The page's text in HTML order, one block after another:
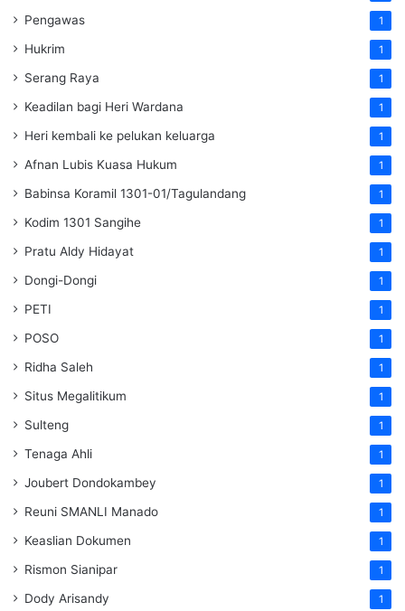
Pengawas 1
Hukrim 1
Serang Raya 1
Keadilan bagi Heri Wardana 1
Heri kembali ke pelukan keluarga 1
Afnan Lubis Kuasa Hukum 1
Babinsa Koramil 1301-01/Tagulandang 1
Kodim 1301 Sangihe 1
Pratu Aldy Hidayat 1
Dongi-Dongi 1
PETI 1
POSO 1
Ridha Saleh 1
Situs Megalitikum 1
Sulteng 1
Tenaga Ahli 1
Joubert Dondokambey 1
Reuni SMANLI Manado 1
Keaslian Dokumen 1
Rismon Sianipar 1
Dody Arisandy 1